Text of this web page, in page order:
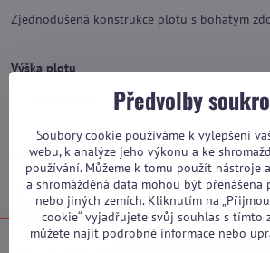
Zjednodušená konstrukce plotu s bohatým
Výška plotu
Na dotaz (dle vytížení výroby)
4 870 Kč
Předvolby
Soubory cookie používáme k vylepšení
webu, k analýze jeho výkonu a ke
používání. Můžeme k tomu použít nástroje
a shromážděná data mohou být přenášena
nebo jiných zemích. Kliknutím na
cookie“ vyjadřujete svůj souhlas s tímto
můžete najít podrobné informace nebo